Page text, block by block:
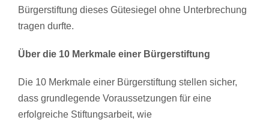
Bürgerstiftung dieses Gütesiegel ohne Unterbrechung
tragen durfte.
Über die 10 Merkmale einer Bürgerstiftung
Die 10 Merkmale einer Bürgerstiftung stellen sicher,
dass grundlegende Voraussetzungen für eine
erfolgreiche Stiftungsarbeit, wie